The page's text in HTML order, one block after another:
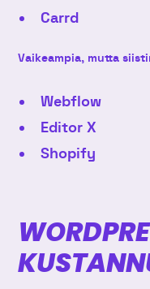
Carrd
Vaikeampia, mutta
Webflow
Editor X
Shopify